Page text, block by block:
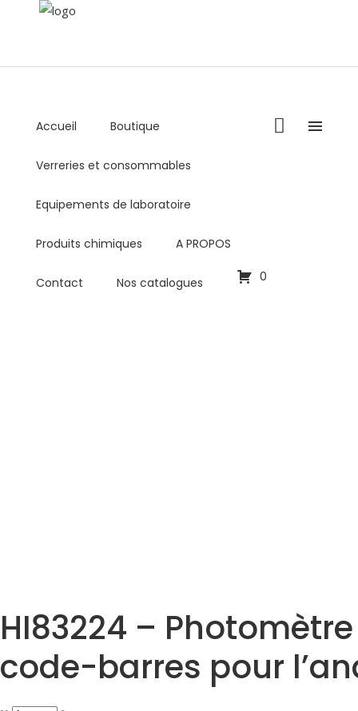
Lundi - Vendredi : 8:00AM - 5:00PM
Accueil Boutique
Verreries et consommables
Equipements de laboratoire
Produits chimiques A PROPOS
Contact Nos catalogues 0
HI83224 –
code-barres pour